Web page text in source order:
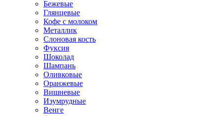
Бежевые
Глянцевые
Кофе с молоком
Металлик
Слоновая кость
Фуксия
Шоколад
Шампань
Оливковые
Оранжевые
Вишневые
Изумрудные
Венге